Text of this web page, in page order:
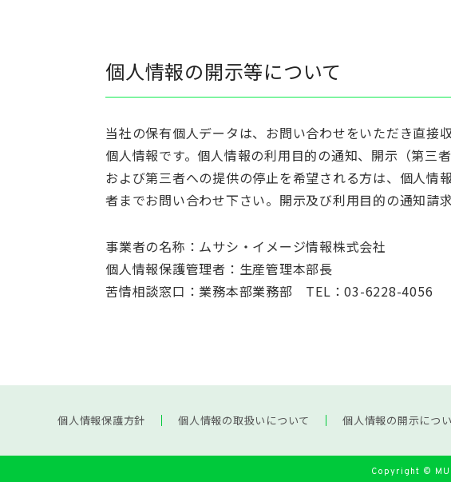
個人情報の開示等について
当社の保有個人データは、お問い合わせをいただき直接
個人情報です。個人情報の利用目的の通知、開示（第三
および第三者への提供の停止を希望される方は、 個人情
者までお問い合わせ下さい。開示及び利用目的の通知請
事業者の名称：ムサシ・イメージ情報株式会社
個人情報保護管理者：生産管理本部長
苦情相談窓口：業務本部業務部 TEL：03-6228-4056
個人情報保護方針 個人情報の取扱いについて 個人情報の開示につ
Copyright ©